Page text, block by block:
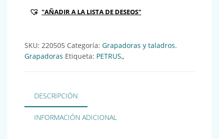
"AÑADIR A LA LISTA DE DESEOS"
SKU: 220505 Categoría: Grapadoras y taladros.
Grapadoras Etiqueta: PETRUS,,
DESCRIPCIÓN
INFORMACIÓN ADICIONAL